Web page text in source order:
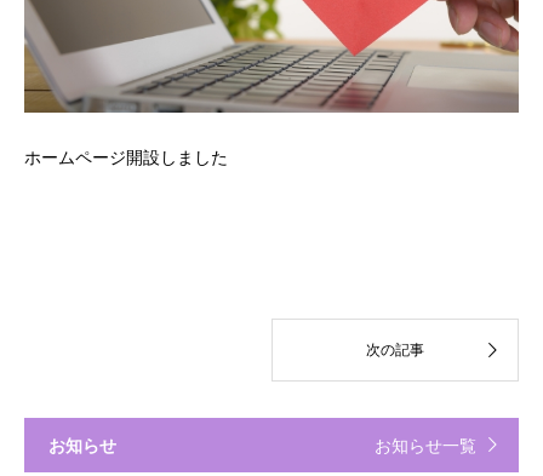
ホームページ開設しました
お知らせ お知らせ一覧